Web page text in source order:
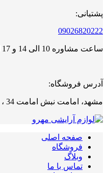
پشتیانی:
09026820222
ساعت مشاوره 10 الی 14 و 17 الی 21
آدرس فروشگاه:
مشهد، امامت نبش امامت 34 ، لوازم آرایش مهرو
صفحه اصلی
فروشگاه
وبلاگ
تماس با ما